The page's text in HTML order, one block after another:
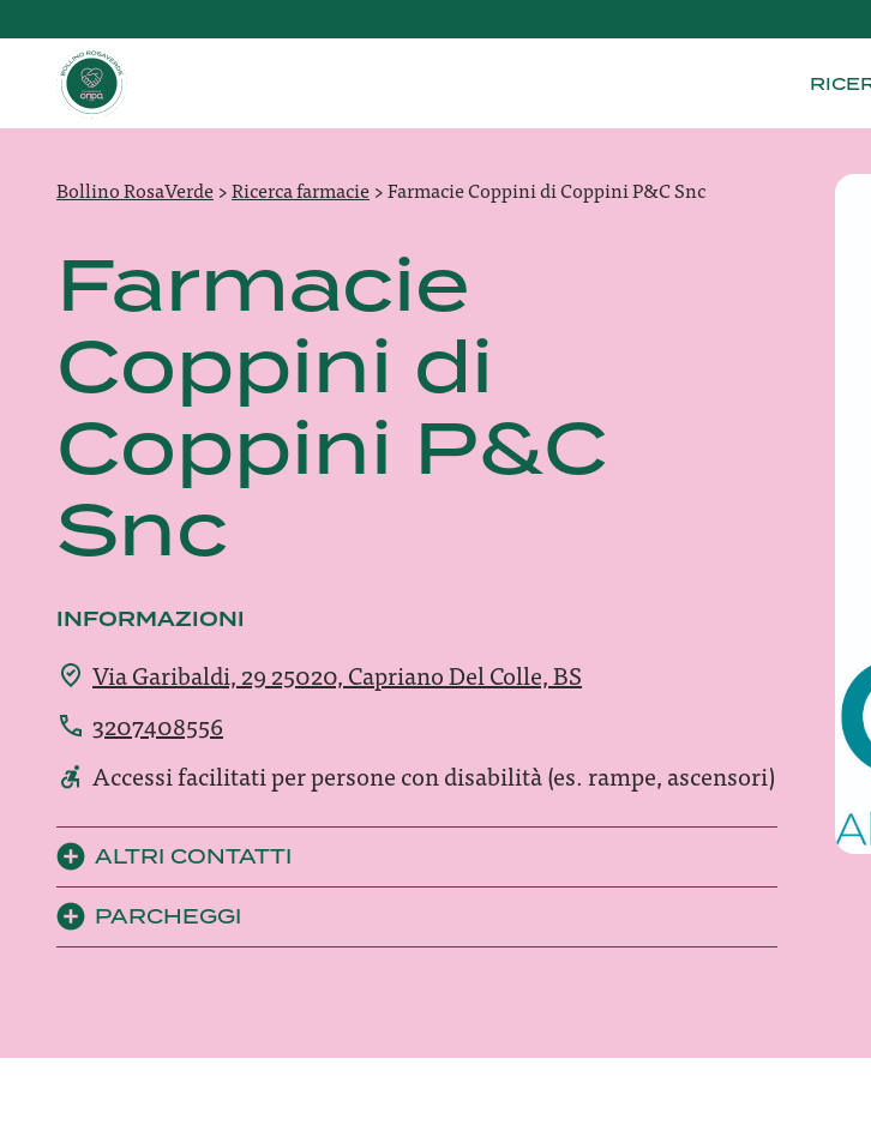
Bollino RosaVerde>Ricerca farmacie>Farmacie Coppini di Coppini P&C Snc
Farmacie
Coppini di
Coppini P&C
Snc
INFORMAZIONI
Via Garibaldi, 29 25020, Capriano Del Colle, BS
3207408556
Accessi facilitati per persone con disabilità (es. rampe, ascensori)
ALTRI CONTATTI
PARCHEGGI